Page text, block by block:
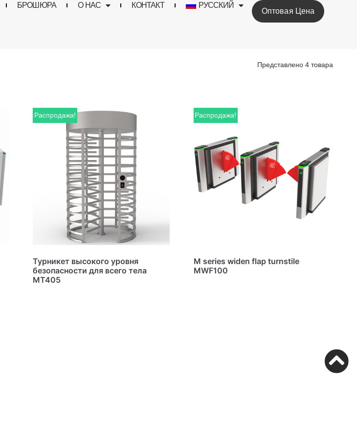
БРОШЮРА О НАС КОНТАКТ РУССКИЙ
Оптовая Цена
Представлено 4 товара
Распродажа!
Турникет высокого уровня
безопасности для всего тела
MT405
Распродажа!
M series widen flap turnstile
MWF100